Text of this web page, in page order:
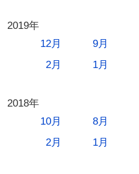
2019年
12月
9月
2月
1月
2018年
10月
8月
2月
1月